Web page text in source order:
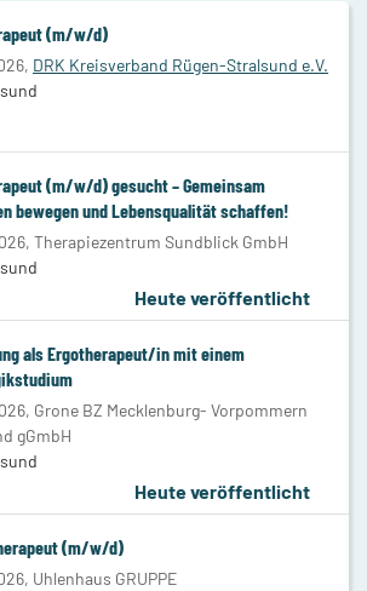
(m/w/d)
DRK Kreisverband Rügen-Stralsund e.V.
(m/w/d) gesucht – Gemeinsam
bewegen und Lebensqualität schaffen!
Therapiezentrum Sundblick GmbH
Heute veröffentlicht
als Ergotherapeut/in mit einem
Grone BZ Mecklenburg- Vorpommern
gGmbH
Heute veröffentlicht
(m/w/d)
Uhlenhaus GRUPPE